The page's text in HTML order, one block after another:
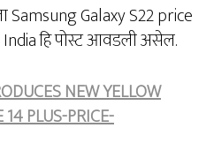
Samsung Galaxy S22 price
हि पोस्ट आवडली असेल.
NEW YELLOW
PLUS-PRICE-